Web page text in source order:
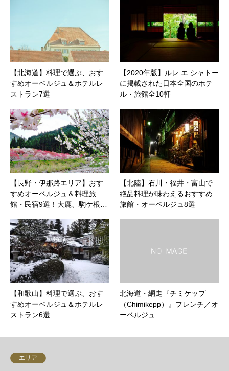
【北海道】料理で選ぶ、おす
すめオーベルジュ＆ホテルレ
ストラン7選
【2020年版】ルレ エ シャトー
に掲載された日本全国のホテ
ル・旅館全10軒
【長野・伊那路エリア】おす
すめオーベルジュ＆料理旅
館・民宿9選！大鹿、駒ケ根…
【北陸】石川・福井・富山で
絶品料理が味わえるおすすめ
旅館・オーベルジュ8選
【和歌山】料理で選ぶ、おす
すめオーベルジュ＆ホテルレ
ストラン6選
北海道・網走『チミケップ
（Chimikepp）』フレンチ／オ
ーベルジュ
エリア